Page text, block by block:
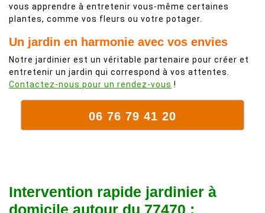
vous apprendre à entretenir vous-même certaines
plantes, comme vos fleurs ou votre potager.
Un jardin en harmonie avec vos envies
Notre jardinier est un véritable partenaire pour créer et
entretenir un jardin qui correspond à vos attentes.
Contactez-nous pour un rendez-vous !
06 76 79 41 20
Intervention rapide jardinier à
domicile autour du 77470 :